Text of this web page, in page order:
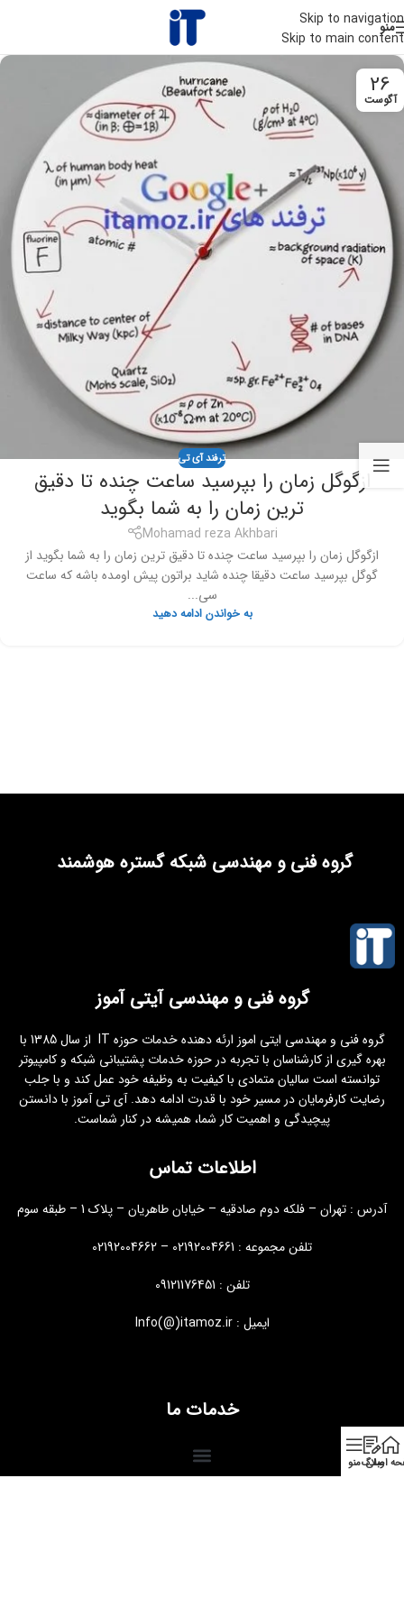
Skip to navigation
Skip to main content
منو
26
آگوست
ترفند آی تی
ازگوگل زمان را بپرسید ساعت چنده تا دقیق
ترین زمان را به شما بگوید
Mohamad reza Akhbari
ازگوگل زمان را بپرسید ساعت چنده تا دقیق ترین زمان را به شما بگوید از
گوگل بپرسید ساعت دقیقا چنده شاید براتون پیش اومده باشه که ساعت
سی...
به خواندن ادامه دهید
گروه فنی و مهندسی شبکه گستره هوشمند
گروه فنی و مهندسی آیتی آموز
گروه فنی و مهندسی ایتی اموز ارئه دهنده خدمات حوزه IT از سال 1385 با
بهره گیری از کارشناسان با تجربه در حوزه خدمات پشتیبانی شبکه و کامپیوتر
توانسته است سالیان متمادی با کیفیت به وظیفه خود عمل کند و با جلب
رضایت کارفرمایان در مسیر خود با قدرت ادامه دهد. آی تی آموز با دانستن
پیچیدگی و اهمیت کار شما، همیشه در کنار شماست.
اطلاعات تماس
آدرس : تهران – فلکه دوم صادقیه – خیابان طاهریان – پلاک 1 – طبقه سوم
تلفن مجموعه : 02192004661 – 02192004662
تلفن : 09121176451
ایمیل : Info(@)itamoz.ir
خدمات ما
اصلی
وبلاگمنو